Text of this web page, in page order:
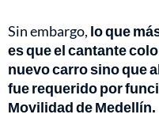
Sin embargo, lo que
es que el cantante
nuevo carro sino que
fue requerido por
Movilidad de Medellín.